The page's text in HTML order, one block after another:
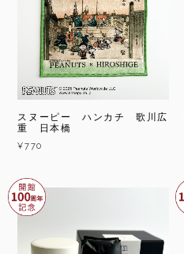
スヌーピー ハンカチ 歌川広
重 日本橋
¥770